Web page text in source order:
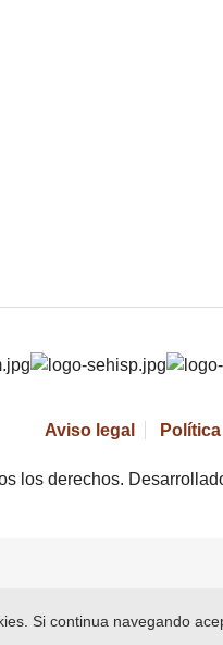
Aviso legal
los derechos.
Si continua navegando